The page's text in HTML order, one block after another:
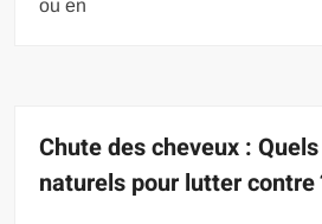
ou en
Chute des cheveux :
naturels pour lutter contre